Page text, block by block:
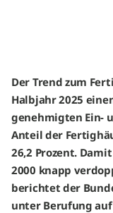
Der Trend zum
Halbjahr 2025
genehmigten Ein-
Anteil der
26,2 Prozent.
2000 knapp
berichtet der
unter Berufung